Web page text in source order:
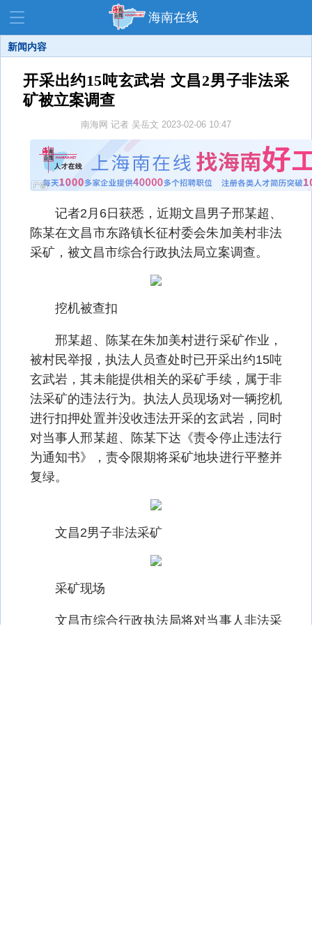
海南在线
资讯中心 热点 旅游
教育 健康 房产
交通 美食
展会 走读海南 周末去哪儿
人才在线 天涯企服
新闻内容
开采出约15吨玄武岩 文昌2男子非法采
矿被立案调查
南海网 记者 吴岳文 2023-02-06 10:47
记者2月6日获悉，近期文昌男子邢某超、
陈某在文昌市东路镇长征村委会朱加美村非法
采矿，被文昌市综合行政执法局立案调查。
挖机被查扣
邢某超、陈某在朱加美村进行采矿作业，
被村民举报，执法人员查处时已开采出约15吨
玄武岩，其未能提供相关的采矿手续，属于非
法采矿的违法行为。执法人员现场对一辆挖机
进行扣押处置并没收违法开采的玄武岩，同时
对当事人邢某超、陈某下达《责令停止违法行
为通知书》，责令限期将采矿地块进行平整并
复绿。
文昌2男子非法采矿
采矿现场
文昌市综合行政执法局将对当事人非法采